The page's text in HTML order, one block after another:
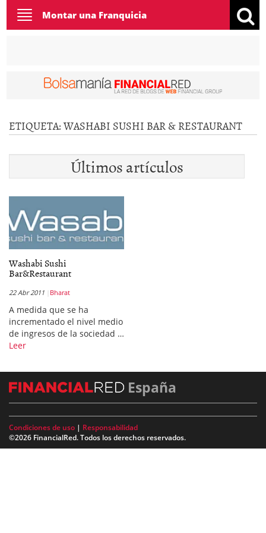
Toggle
navigation
Montar una Franquicia
ETIQUETA:WASHABI SUSHI BAR & RESTAURANT
Últimos artículos
Washabi Sushi
Bar&Restaurant
22 Abr 2011 Bharat
A medida que se ha
incrementado el nivel medio
de ingresos de la sociedad …
Leer
España
Condiciones de uso | Responsabilidad
©2026 FinancialRed. Todos los derechos reservados.